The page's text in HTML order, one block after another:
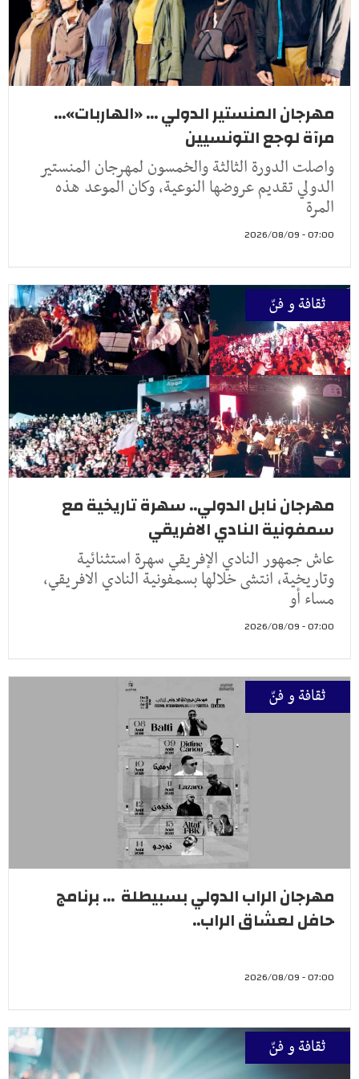
مهرجان المنستير الدولي ... «الهاربات»...
مرآة لوجع التونسيين
واصلت الدورة الثالثة والخمسون لمهرجان المنستير
الدولي تقديم عروضها النوعية، وكان الموعد هذه
المرة
07:00 - 2026/08/09
ثقافة و فنّ
مهرجان نابل الدولي.. سهرة تاريخية مع
سمفونية النادي الافريقي
عاش جمهور النادي الإفريقي سهرة استثنائية
وتاريخية، انتشى خلالها بسمفونية النادي الافريقي،
مساء أو
07:00 - 2026/08/09
ثقافة و فنّ
مهرجان الراب الدولي بسبيطلة ... برنامج
حافل لعشاق الراب..
07:00 - 2026/08/09
ثقافة و فنّ